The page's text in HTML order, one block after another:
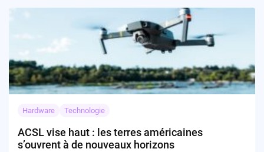
Hardware Technologie
ACSL vise haut : les terres américaines
s’ouvrent à de nouveaux horizons